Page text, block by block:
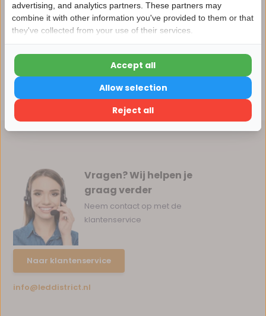
Specificaties
Reviews
Delen
Vragen? Wij helpen je
graag verder
Neem contact op met de
klantenservice
Naar klantenservice
info@leddistrict.nl
Nu 15% korting
15korting
15% korting
Verder winkelen
advertising, and analytics partners. These partners may
combine it with other information you've provided to them or that
they've collected from your use of their services.
Reject all
Allow selection
Accept all